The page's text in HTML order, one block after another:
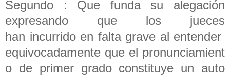
Segundo : Que funda su alegación
expresando que los jueces
han incurrido en falta grave al entender
equivocadamente que el pronunciamient
o de primer grado constituye un auto